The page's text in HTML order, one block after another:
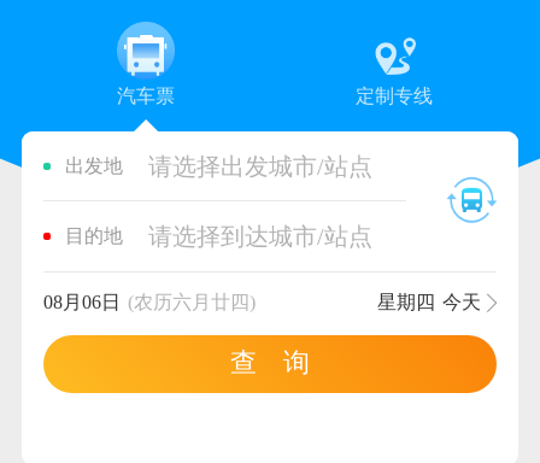
汽车票 定制专线
出发地 请选择出发城市/站点
目的地 请选择到达城市/站点
08月06日 (农历六月廿四) 星期四 今天
查 询